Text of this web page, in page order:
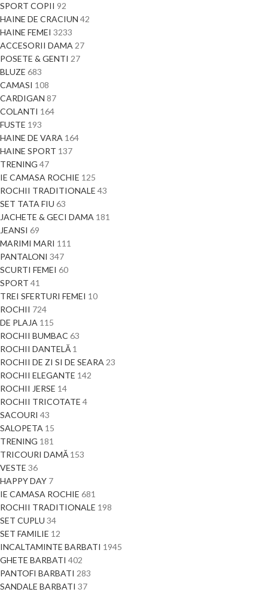
SPORT COPII 92
HAINE DE CRACIUN 42
HAINE FEMEI 3233
ACCESORII DAMA 27
POSETE & GENTI 27
BLUZE 683
CAMASI 108
CARDIGAN 87
COLANTI 164
FUSTE 193
HAINE DE VARA 164
HAINE SPORT 137
TRENING 47
IE CAMASA ROCHIE 125
ROCHII TRADITIONALE 43
SET TATA FIU 63
JACHETE & GECI DAMA 181
JEANSI 69
MARIMI MARI 111
PANTALONI 347
SCURTI FEMEI 60
SPORT 41
TREI SFERTURI FEMEI 10
ROCHII 724
DE PLAJA 115
ROCHII BUMBAC 63
ROCHII DANTELĂ 1
ROCHII DE ZI SI DE SEARA 23
ROCHII ELEGANTE 142
ROCHII JERSE 14
ROCHII TRICOTATE 4
SACOURI 43
SALOPETA 15
TRENING 181
TRICOURI DAMĂ 153
VESTE 36
HAPPY DAY 7
IE CAMASA ROCHIE 681
ROCHII TRADITIONALE 198
SET CUPLU 34
SET FAMILIE 12
INCALTAMINTE BARBATI 1945
GHETE BARBATI 402
PANTOFI BARBATI 283
SANDALE BARBATI 37